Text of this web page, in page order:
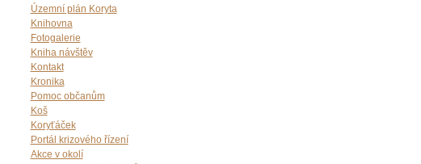
Územní plán Koryta
Knihovna
Fotogalerie
Kniha návštěv
Kontakt
Kronika
Pomoc občanům
Koš
Koryťáček
Portál krizového řízení
Akce v okolí